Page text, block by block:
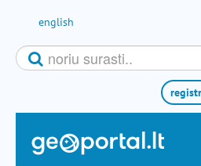
english